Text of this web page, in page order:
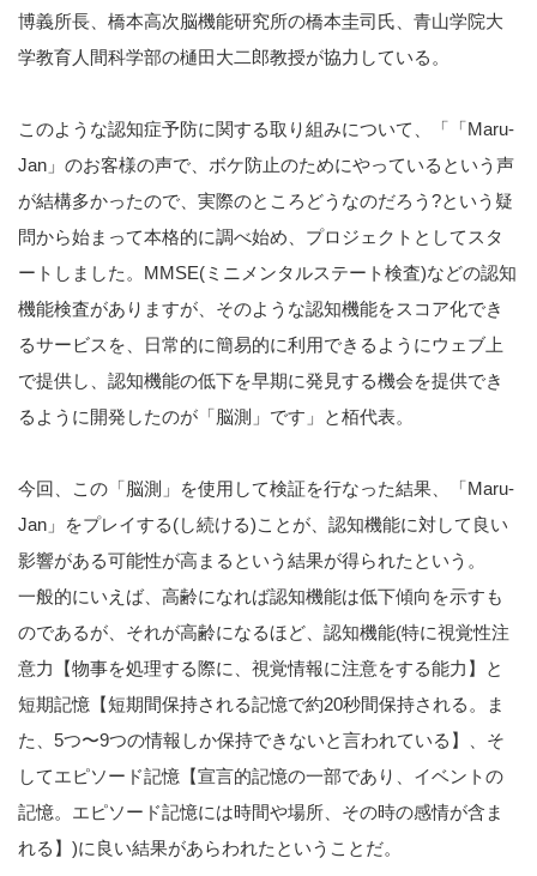
博義所長、橋本高次脳機能研究所の橋本圭司氏、青山学院大
学教育人間科学部の樋田大二郎教授が協力している。
このような認知症予防に関する取り組みについて、「「Maru-
Jan」のお客様の声で、ボケ防止のためにやっているという声
が結構多かったので、実際のところどうなのだろう?という疑
問から始まって本格的に調べ始め、プロジェクトとしてスタ
ートしました。MMSE(ミニメンタルステート検査)などの認知
機能検査がありますが、そのような認知機能をスコア化でき
るサービスを、日常的に簡易的に利用できるようにウェブ上
で提供し、認知機能の低下を早期に発見する機会を提供でき
るように開発したのが「脳測」です」と栢代表。
今回、この「脳測」を使用して検証を行なった結果、「Maru-
Jan」をプレイする(し続ける)ことが、認知機能に対して良い
影響がある可能性が高まるという結果が得られたという。
一般的にいえば、高齢になれば認知機能は低下傾向を示すも
のであるが、それが高齢になるほど、認知機能(特に視覚性注
意力【物事を処理する際に、視覚情報に注意をする能力】と
短期記憶【短期間保持される記憶で約20秒間保持される。ま
た、5つ〜9つの情報しか保持できないと言われている】、そ
してエピソード記憶【宣言的記憶の一部であり、イベントの
記憶。エピソード記憶には時間や場所、その時の感情が含ま
れる】)に良い結果があらわれたということだ。